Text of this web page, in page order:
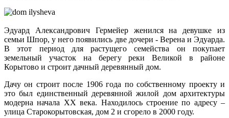
Эдуард Александрович Гермейер женился на девушке из
семьи Шпор, у него появились две дочери - Верена и Эдуарда.
В этот период для растущего семейства он покупает
земельный участок на берегу реки Великой в районе
Корытово и строит дачный деревянный дом.
Дачу он строит после 1906 года по собственному проекту и
это был единственный деревянной жилой дом архитектуры
модерна начала XX века. Находилось строение по адресу –
улица Старокорытовская, дом 2 и сгорело в 2000 году.